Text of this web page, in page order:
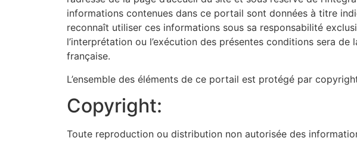
informations contenues dans ce portail sont données à titre
reconnaît utiliser ces informations sous sa responsabilité
l’interprétation ou l’exécution des présentes conditions sera
française.
L’ensemble des éléments de ce portail est protégé par
Copyright:
Toute reproduction ou distribution non autorisée des